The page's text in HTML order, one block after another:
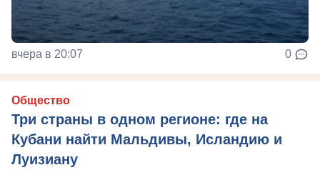
вчера в 20:07 0
Общество
Три страны в одном регионе: где на
Кубани найти Мальдивы, Исландию и
Луизиану